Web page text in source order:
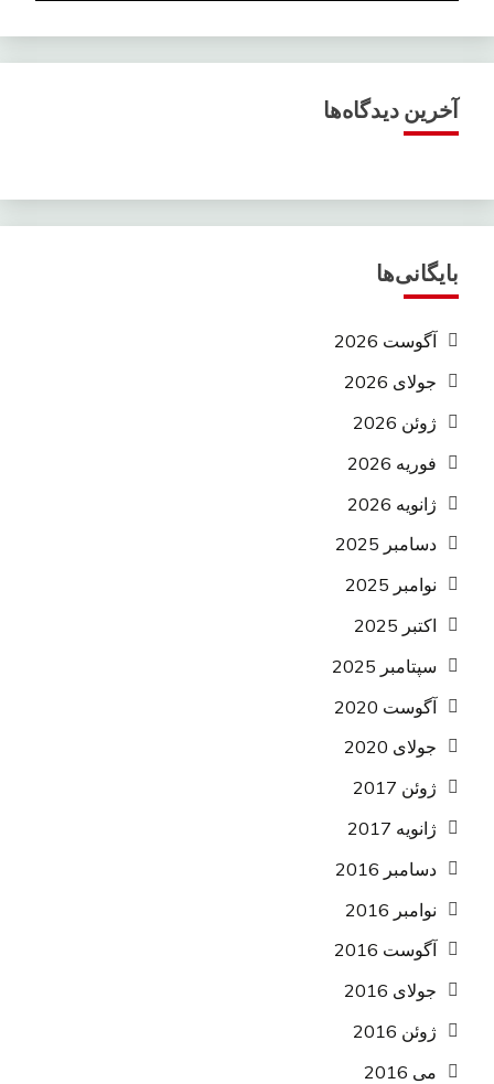
آخرین دیدگاه‌ها
بایگانی‌ها
آگوست 2026
جولای 2026
ژوئن 2026
فوریه 2026
ژانویه 2026
دسامبر 2025
نوامبر 2025
اکتبر 2025
سپتامبر 2025
آگوست 2020
جولای 2020
ژوئن 2017
ژانویه 2017
دسامبر 2016
نوامبر 2016
آگوست 2016
جولای 2016
ژوئن 2016
می 2016